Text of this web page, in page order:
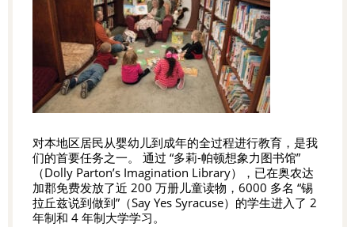
对本地区居民从婴幼儿到成年的全过程进行教育，是我
们的首要任务之一。 通过 “多莉-帕顿想象力图书馆”
（Dolly Parton’s Imagination Library），已在奥农达
加郡免费发放了近 200 万册儿童读物，6000 多名 “锡
拉丘兹说到做到”（Say Yes Syracuse）的学生进入了 2
年制和 4 年制大学学习。